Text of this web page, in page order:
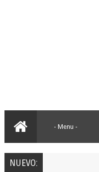
NUEVO: